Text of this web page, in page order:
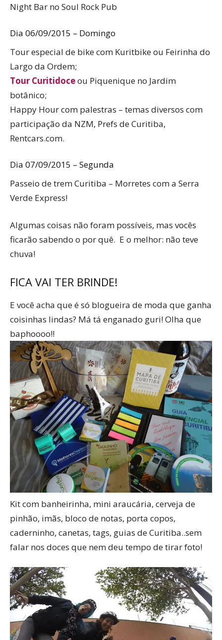
Night Bar no Soul Rock Pub
Dia 06/09/2015 – Domingo
Tour especial de bike com Kuritbike ou Feirinha do
Largo da Ordem;
Tour Curitidoceou Piquenique no Jardim
botânico;
Happy Hour com palestras – temas diversos com
participação da NZM, Prefs de Curitiba,
Rentcars.com.
Dia 07/09/2015 – Segunda
Passeio de trem Curitiba – Morretes com a Serra
Verde Express!
Algumas coisas não foram possíveis, mas vocês
ficarão sabendo o por quê. E o melhor: não teve
chuva!
FICA VAI TER BRINDE!
E você acha que é só blogueira de moda que ganha
coisinhas lindas? Má tá enganado guri! Olha que
baphoooo!!
Kit com banheirinha, mini araucária, cerveja de
pinhão, imãs, bloco de notas, porta copos,
caderninho, canetas, tags, guias de Curitiba..sem
falar nos doces que nem deu tempo de tirar foto!